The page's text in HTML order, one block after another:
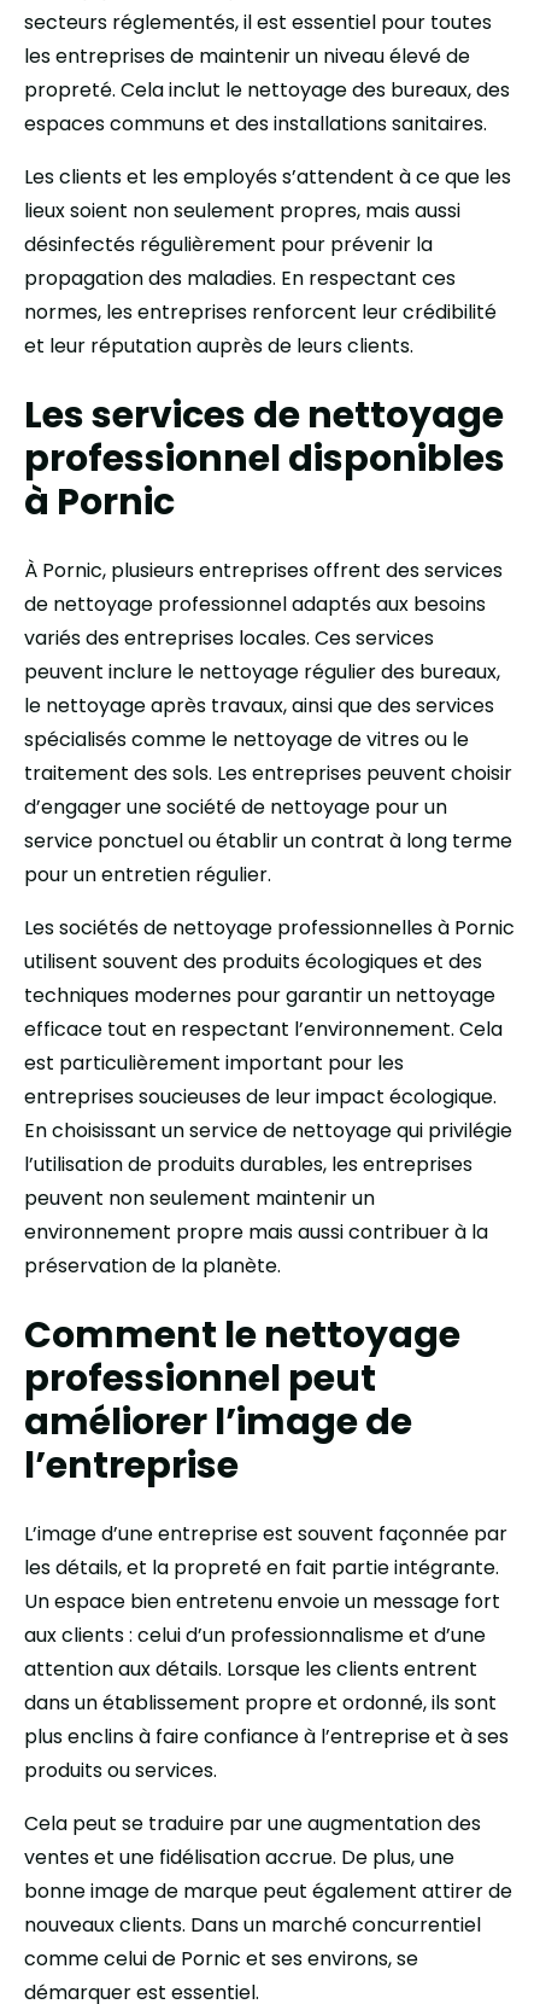
secteurs réglementés, il est essentiel pour toutes
les entreprises de maintenir un niveau élevé de
propreté. Cela inclut le nettoyage des bureaux, des
espaces communs et des installations sanitaires.
Les clients et les employés s’attendent à ce que les
lieux soient non seulement propres, mais aussi
désinfectés régulièrement pour prévenir la
propagation des maladies. En respectant ces
normes, les entreprises renforcent leur crédibilité
et leur réputation auprès de leurs clients.
Les services de nettoyage
professionnel disponibles
à Pornic
À Pornic, plusieurs entreprises offrent des services
de nettoyage professionnel adaptés aux besoins
variés des entreprises locales. Ces services
peuvent inclure le nettoyage régulier des bureaux,
le nettoyage après travaux, ainsi que des services
spécialisés comme le nettoyage de vitres ou le
traitement des sols. Les entreprises peuvent choisir
d’engager une société de nettoyage pour un
service ponctuel ou établir un contrat à long terme
pour un entretien régulier.
Les sociétés de nettoyage professionnelles à Pornic
utilisent souvent des produits écologiques et des
techniques modernes pour garantir un nettoyage
efficace tout en respectant l’environnement. Cela
est particulièrement important pour les
entreprises soucieuses de leur impact écologique.
En choisissant un service de nettoyage qui privilégie
l’utilisation de produits durables, les entreprises
peuvent non seulement maintenir un
environnement propre mais aussi contribuer à la
préservation de la planète.
Comment le nettoyage
professionnel peut
améliorer l’image de
l’entreprise
L’image d’une entreprise est souvent façonnée par
les détails, et la propreté en fait partie intégrante.
Un espace bien entretenu envoie un message fort
aux clients : celui d’un professionnalisme et d’une
attention aux détails. Lorsque les clients entrent
dans un établissement propre et ordonné, ils sont
plus enclins à faire confiance à l’entreprise et à ses
produits ou services.
Cela peut se traduire par une augmentation des
ventes et une fidélisation accrue. De plus, une
bonne image de marque peut également attirer de
nouveaux clients. Dans un marché concurrentiel
comme celui de Pornic et ses environs, se
démarquer est essentiel.